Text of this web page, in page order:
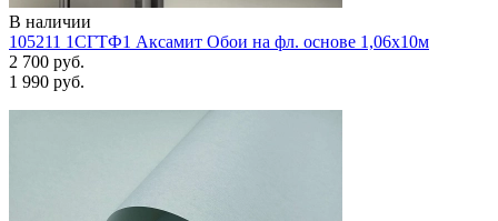
В наличии
105211 1СГТФ1 Аксамит Обои на фл. основе 1,06х10м
2 700 руб.
1 990 руб.